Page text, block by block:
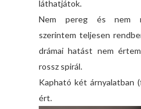
láthatjátok.
Nem pereg és nem
szerintem teljesen
drámai hatást nem
rossz spirál.
Kapható két árnyalatban
ért.